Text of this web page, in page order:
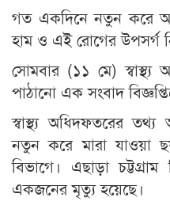
গত একদিনে নতুন করে
হাম ও এই রোগের উপসর্গ
সোমবার (১১ মে) স্বাস্থ্য
পাঠানো এক সংবাদ
স্বাস্থ্য অধিদফতরের
নতুন করে মারা যাওয়া
বিভাগে। এছাড়া
একজনের মৃত্যু হয়েছে।